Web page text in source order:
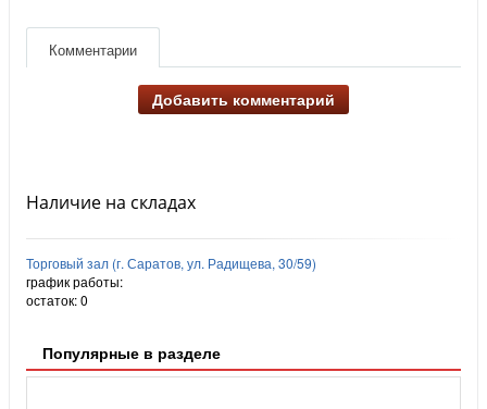
Комментарии
Добавить комментарий
Наличие на складах
Торговый зал (г. Саратов, ул. Радищева, 30/59)
график работы:
остаток:0
Популярные в разделе